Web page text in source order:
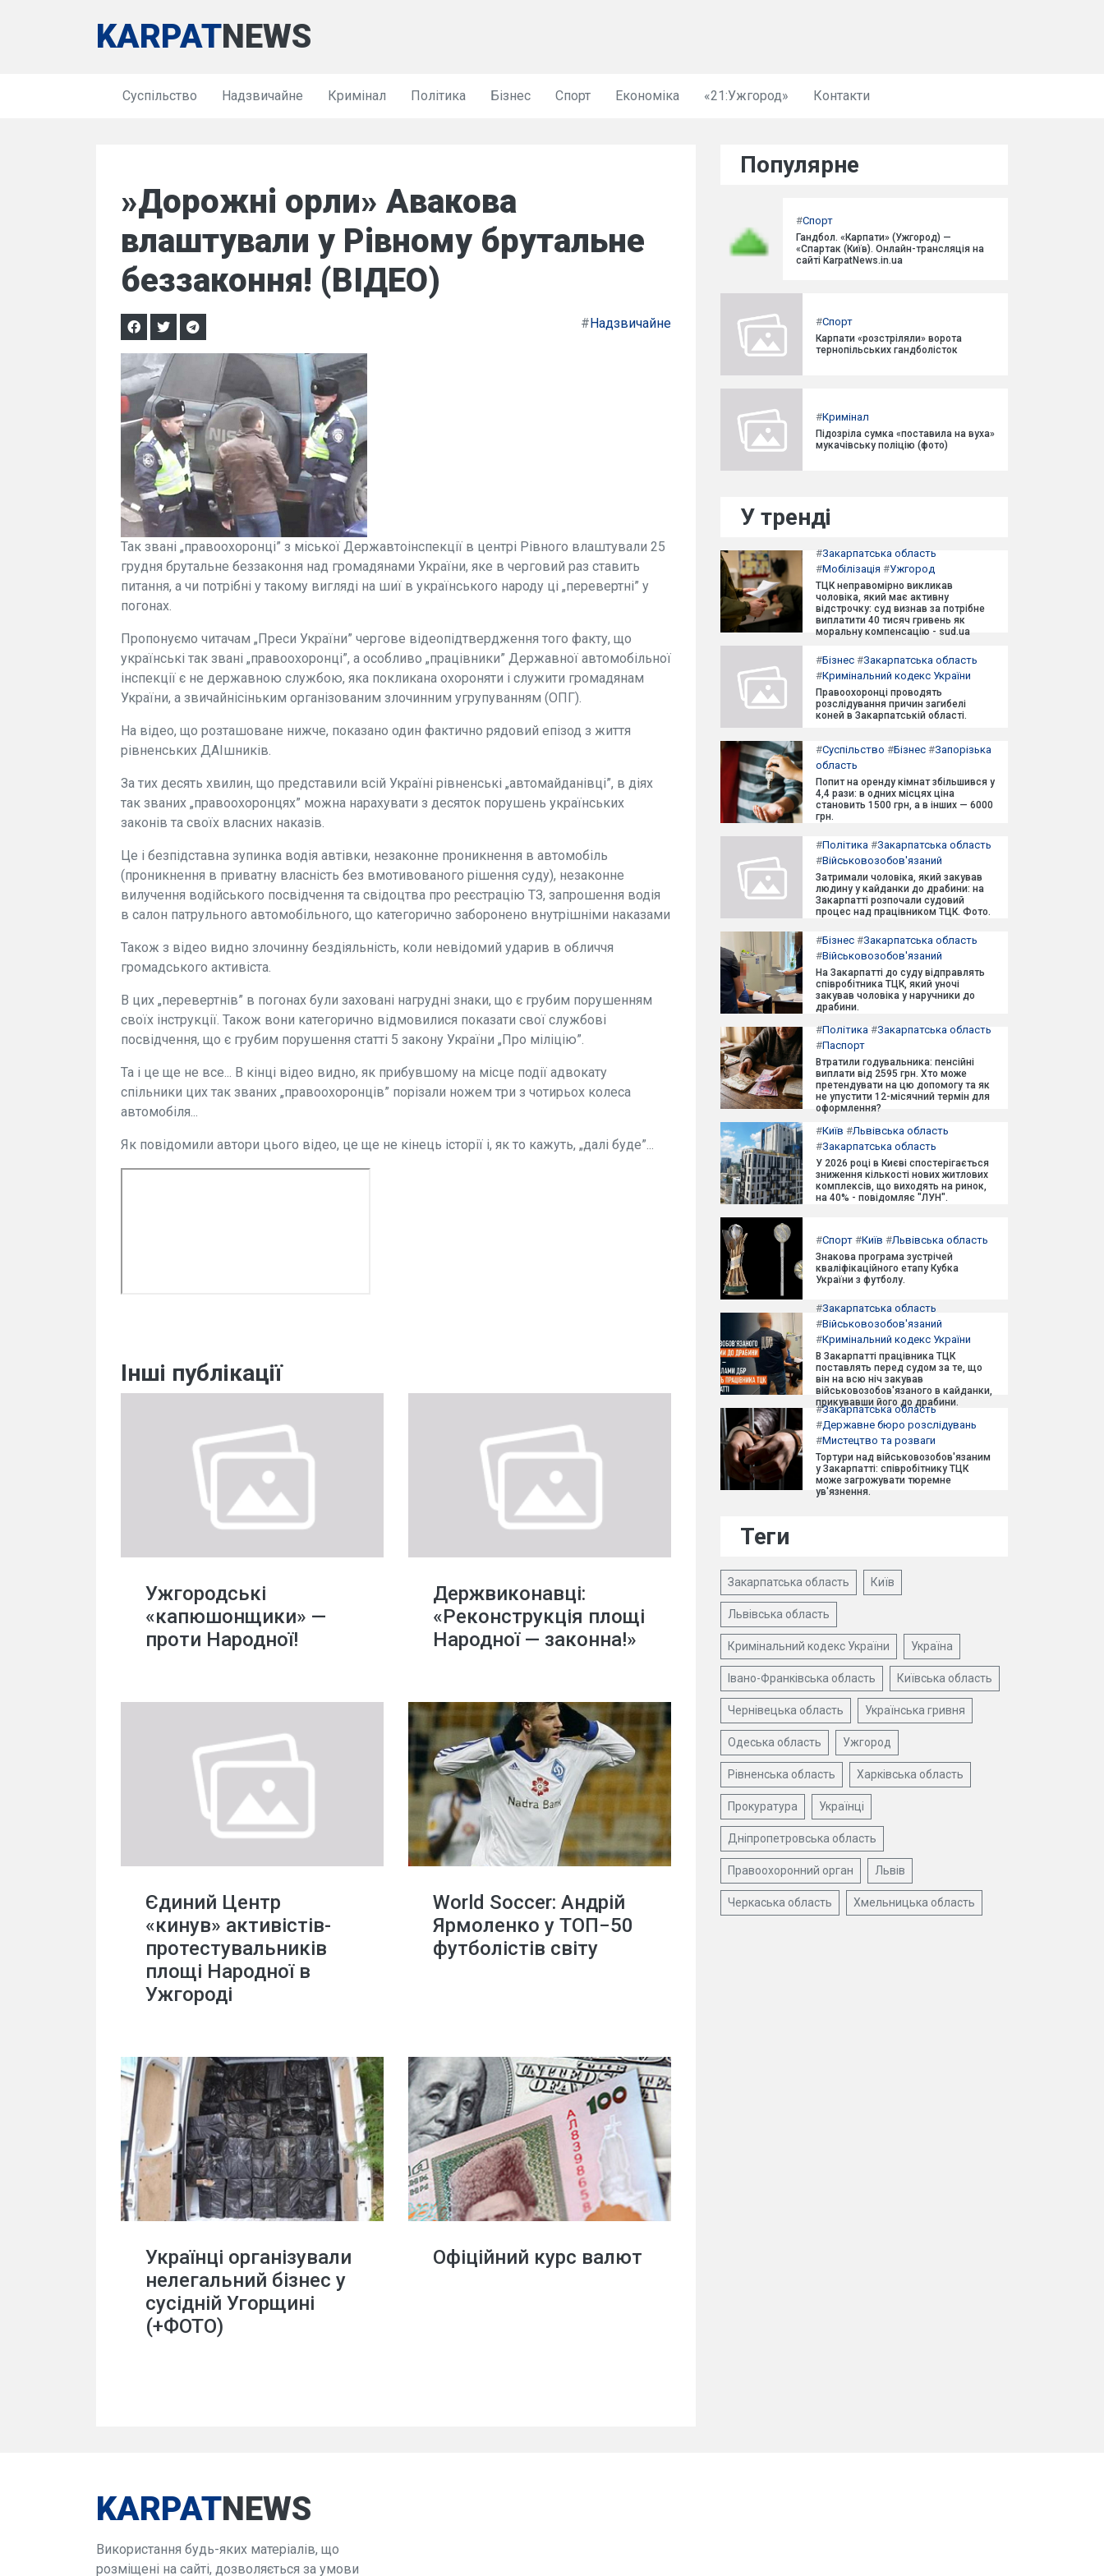
KARPATNEWS
Суспільство Надзвичайне Кримінал Політика Бізнес Спорт Економіка «21:Ужгород» Контакти
»Дорожні орли» Авакова
влаштували у Рівному брутальне
беззаконня! (ВІДЕО)
#Надзвичайне
Так звані „правоохоронці” з міської Державтоінспекції в центрі Рівного влаштували 25
грудня брутальне беззаконня над громадянами України, яке в черговий раз ставить
питання, а чи потрібні у такому вигляді на шиї в українського народу ці „перевертні” у
погонах.
Пропонуємо читачам „Преси України” чергове відеопідтвердження того факту, що
українські так звані „правоохоронці”, а особливо „працівники” Державної автомобільної
інспекції є не державною службою, яка покликана охороняти і служити громадянам
України, а звичайнісіньким організованим злочинним угрупуванням (ОПГ).
На відео, що розташоване нижче, показано один фактично рядовий епізод з життя
рівненських ДАІшників.
За тих десять хвилин, що представили всій Україні рівненські „автомайданівці”, в діях
так званих „правоохоронцях” можна нарахувати з десяток порушень українських
законів та своїх власних наказів.
Це і безпідставна зупинка водія автівки, незаконне проникнення в автомобіль
(проникнення в приватну власність без вмотивованого рішення суду), незаконне
вилучення водійського посвідчення та свідоцтва про реєстрацію ТЗ, запрошення водія
в салон патрульного автомобільного, що категорично заборонено внутрішніми наказами
Також з відео видно злочинну бездіяльність, коли невідомий ударив в обличчя
громадського активіста.
В цих „перевертнів” в погонах були заховані нагрудні знаки, що є грубим порушенням
своїх інструкції. Також вони категорично відмовилися показати свої службові
посвідчення, що є грубим порушення статті 5 закону України „Про міліцію”.
Та і це ще не все... В кінці відео видно, як прибувшому на місце події адвокату
спільники цих так званих „правоохоронців” порізали ножем три з чотирьох колеса
автомобіля...
Як повідомили автори цього відео, це ще не кінець історії і, як то кажуть, „далі буде”...
Інші публікації
Ужгородські
«капюшонщики» —
проти Народної!
Держвиконавці:
«Реконструкція площі
Народної — законна!»
Єдиний Центр
«кинув» активістів-
протестувальників
площі Народної в
Ужгороді
World Soccer: Андрій
Ярмоленко у ТОП−50
футболістів світу
Українці організували
нелегальний бізнес у
сусідній Угорщині
(+ФОТО)
Офіційний курс валют
Популярне
#Спорт
Гандбол. «Карпати» (Ужгород) —
«Спартак (Київ). Онлайн-трансляція на
сайті KarpatNews.in.ua
#Спорт
Карпати «розстріляли» ворота
тернопільських гандболісток
#Кримінал
Підозріла сумка «поставила на вуха»
мукачівську поліцію (фото)
У тренді
#Закарпатська область
#Мобілізація #Ужгород
ТЦК неправомірно викликав
чоловіка, який має активну
відстрочку: суд визнав за потрібне
виплатити 40 тисяч гривень як
моральну компенсацію - sud.ua
#Бізнес #Закарпатська область
#Кримінальний кодекс України
Правоохоронці проводять
розслідування причин загибелі
коней в Закарпатській області.
#Суспільство #Бізнес #Запорізька
область
Попит на оренду кімнат збільшився у
4,4 рази: в одних місцях ціна
становить 1500 грн, а в інших — 6000
грн.
#Політика #Закарпатська область
#Військовозобов'язаний
Затримали чоловіка, який закував
людину у кайданки до драбини: на
Закарпатті розпочали судовий
процес над працівником ТЦК. Фото.
#Бізнес #Закарпатська область
#Військовозобов'язаний
На Закарпатті до суду відправлять
співробітника ТЦК, який уночі
закував чоловіка у наручники до
драбини.
#Політика #Закарпатська область
#Паспорт
Втратили годувальника: пенсійні
виплати від 2595 грн. Хто може
претендувати на цю допомогу та як
не упустити 12-місячний термін для
оформлення?
#Київ #Львівська область
#Закарпатська область
У 2026 році в Києві спостерігається
зниження кількості нових житлових
комплексів, що виходять на ринок,
на 40% - повідомляє "ЛУН".
#Спорт #Київ #Львівська область
Знакова програма зустрічей
кваліфікаційного етапу Кубка
України з футболу.
#Закарпатська область
#Військовозобов'язаний
#Кримінальний кодекс України
В Закарпатті працівника ТЦК
поставлять перед судом за те, що
він на всю ніч закував
військовозобов'язаного в кайданки,
прикувавши його до драбини.
#Закарпатська область
#Державне бюро розслідувань
#Мистецтво та розваги
Тортури над військовозобов'язаним
у Закарпатті: співробітнику ТЦК
може загрожувати тюремне
ув'язнення.
Теги
Закарпатська область Київ
Львівська область
Кримінальний кодекс України Україна
Івано-Франківська область Київська область
Чернівецька область Українська гривня
Одеська область Ужгород
Рівненська область Харківська область
Прокуратура Українці
Дніпропетровська область
Правоохоронний орган Львів
Черкаська область Хмельницька область
KARPATNEWS
Використання будь-яких матеріалів, що
розміщені на сайті, дозволяється за умови